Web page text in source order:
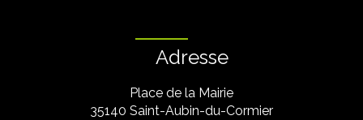
Adresse
Place de la Mairie
35140 Saint-Aubin-du-Cormier